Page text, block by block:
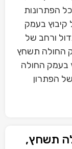
הפתרונות
קיבוץ בעמק
ורחב של
החולה תשחץ
בעמק החולה
הפתרון
תשחץ,